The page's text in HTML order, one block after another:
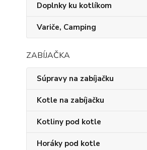
Doplnky ku kotlíkom
Variče, Camping
ZABÍJAČKA
Súpravy na zabíjačku
Kotle na zabíjačku
Kotliny pod kotle
Horáky pod kotle